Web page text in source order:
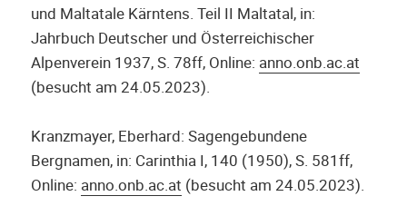
und Maltatale Kärntens. Teil II Maltatal, in:
Jahrbuch Deutscher und Österreichischer
Alpenverein 1937, S. 78ff, Online: anno.onb.ac.at
(besucht am 24.05.2023).
Kranzmayer, Eberhard: Sagengebundene
Bergnamen, in: Carinthia I, 140 (1950), S. 581ff,
Online: anno.onb.ac.at (besucht am 24.05.2023).